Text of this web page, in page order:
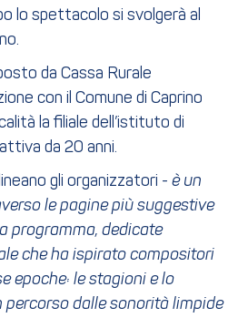
lo spettacolo si svolgerà al
da Cassa Rurale
con il Comune di Caprino
la filiale dell’istituto di
da 20 anni.
gli organizzatori - è un
le pagine più suggestive
programma, dedicate
che ha ispirato compositori
epoche: le stagioni e lo
percorso dalle sonorità limpide